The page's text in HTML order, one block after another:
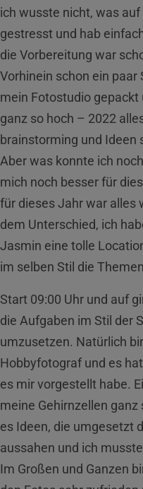
ich wusste nicht, was
gestresst und hab
die Vorbereitung war
Vorhinein schon ein
mein Fotostudio gepackt
ganz so hoch – 2022
brainstorming und
Aber was konnte ich
mich noch besser für
für dieses Jahr war alles
dem Unterschied, ich
Jasmin eine tolle
im selben Stil die
Start 09:00 Uhr und auf
die Aufgaben im Stil der
umzusetzen. Natürlich
Hobbyfotograf und es
es mir vorgestellt habe.
meine Gehirnzellen
es Ideen, die umgesetzt
aussahen und ich
Im Großen und Ganzen